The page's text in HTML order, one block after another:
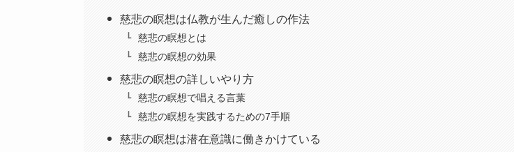
慈悲の瞑想は仏教が生んだ癒しの作法
慈悲の瞑想とは
慈悲の瞑想の効果
慈悲の瞑想の詳しいやり方
慈悲の瞑想で唱える言葉
慈悲の瞑想を実践するための7手順
慈悲の瞑想は潜在意識に働きかけている